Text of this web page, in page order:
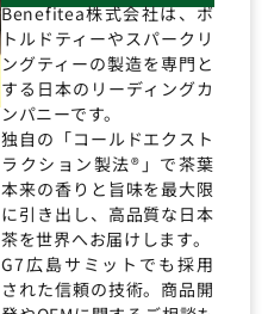
Benefitea株式会社は、ボ
トルドティーやスパークリ
ングティーの製造を専門と
する日本のリーディングカ
ンパニーです。
独自の「コールドエクスト
ラクション製法®」で茶葉
本来の香りと旨味を最大限
に引き出し、高品質な日本
茶を世界へお届けします。
G7広島サミットでも採用
された信頼の技術。商品開